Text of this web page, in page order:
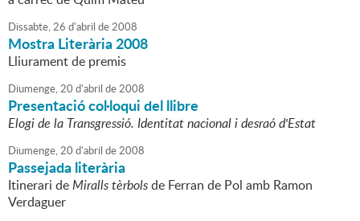
Dissabte,26 d'abril de2008
Mostra Literària 2008
Lliurament de premis
Diumenge,20 d'abril de2008
Presentació col·loqui del llibre
Elogi de la Transgressió. Identitat nacional i desraó d'Estat
Diumenge,20 d'abril de2008
Passejada literària
Itinerari deMiralls tèrbolsde Ferran de Pol amb Ramon
Verdaguer